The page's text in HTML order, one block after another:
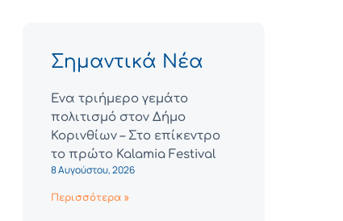
Σημαντικά Νέα
Ένα τριήμερο γεμάτο
πολιτισμό στον Δήμο
Κορινθίων – Στο επίκεντρο
το πρώτο Kalamia Festival
8 Αυγούστου, 2026
Περισσότερα »